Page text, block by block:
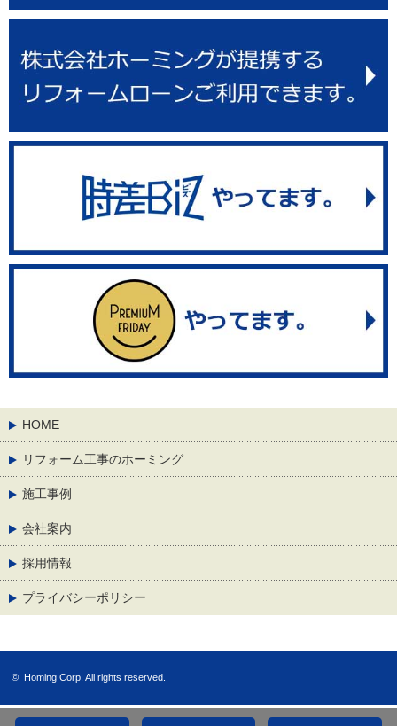
HOME
リフォーム工事のホーミング
施工事例
会社案内
採用情報
プライバシーポリシー
© Homing Corp. All rights reserved.